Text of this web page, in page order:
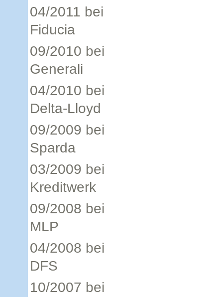
04/2011 bei
Fiducia
09/2010 bei
Generali
04/2010 bei
Delta-Lloyd
09/2009 bei
Sparda
03/2009 bei
Kreditwerk
09/2008 bei
MLP
04/2008 bei
DFS
10/2007 bei